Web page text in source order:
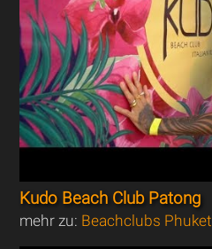
Kudo Beach Club Patong
mehr zu: Beachclubs Phuket